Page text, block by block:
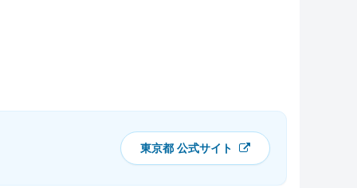
東京都 公式サイト